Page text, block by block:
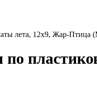
лета, 12x9, Жар-Птица